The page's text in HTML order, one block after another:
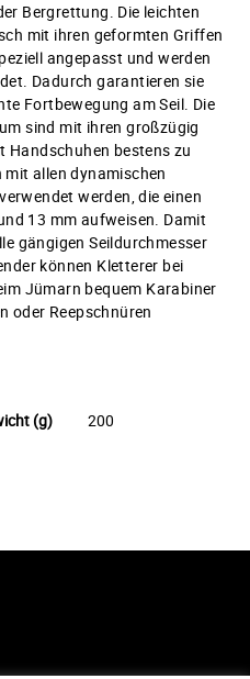
Bergrettung. Die leichten
mit ihren geformten Griffen
angepasst und werden
Dadurch garantieren sie
Fortbewegung am Seil. Die
sind mit ihren großzügig
bestens zu
mit allen dynamischen
werden, die einen
13 mm aufweisen. Damit
gängigen Seildurchmesser
können Kletterer bei
Jümarn bequem Karabiner
oder Reepschnüren
(g)
200